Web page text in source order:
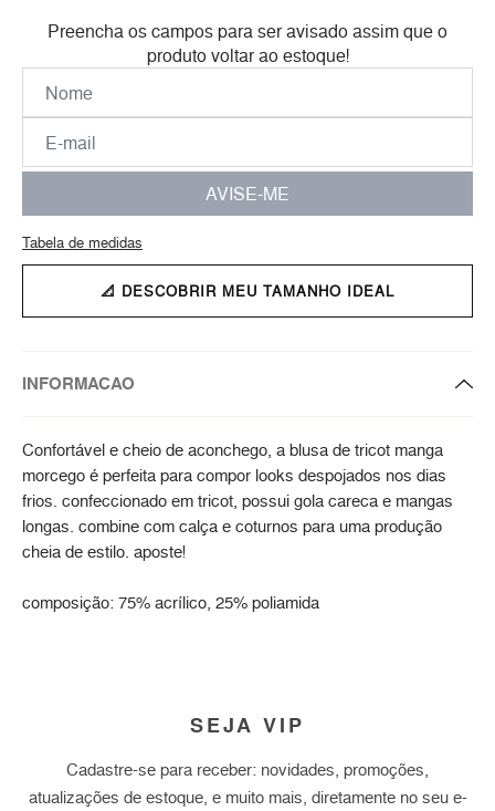
Preencha os campos para ser avisado assim que o
produto voltar ao estoque!
AVISE-ME
Tabela de medidas
📐 DESCOBRIR MEU TAMANHO IDEAL
INFORMACAO
Confortável e cheio de aconchego, a blusa de tricot manga
morcego é perfeita para compor looks despojados nos dias
frios. confeccionado em tricot, possui gola careca e mangas
longas. combine com calça e coturnos para uma produção
cheia de estilo. aposte!
composição: 75% acrílico, 25% poliamida
SEJA VIP
Cadastre-se para receber: novidades, promoções,
atualizações de estoque, e muito mais, diretamente no seu e-